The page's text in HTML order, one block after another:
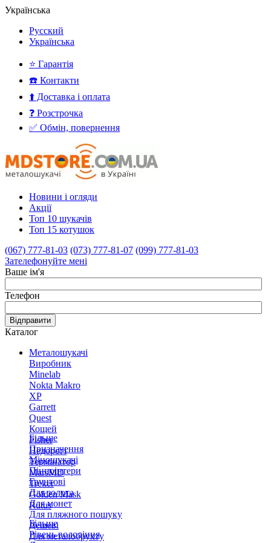
Українська
Русский
Українська
⭐ Гарантія
☎️ Контакти
⬆️ Доставка і оплата
❓ Розстрочка
✅ Обмін, повернення
Новини і огляди
Акції
Топ 10 шукачів
Топ 15 котушок
(067) 777-81-03 (073) 777-81-07 (099) 777-81-03
Зателефонуйте мені
Ваше ім'я
Телефон
Відправити
Каталог
Металошукачі
Виробник
Minelab
Nokta Makro
XP
Garrett
Quest
Кощей
Fisher
Недорогі
Термінатор
MarsMD
Treker
Golden Mask
Rutus
Більше
Призначення
Міношукачі
Пінпоінтери
Грунтові
Для золота
Для монет
Для пляжного пошуку
Дешеві
Для металобрухту
Більше
Рівень володіння